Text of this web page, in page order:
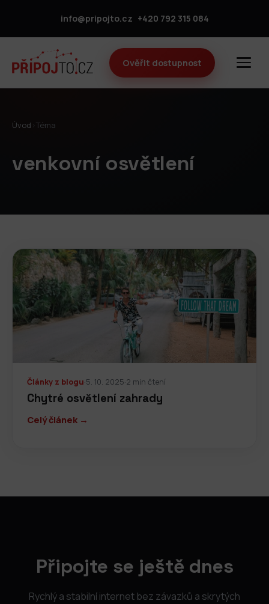
info@pripojto.cz +420 792 315 084
Ověřit dostupnost
Úvod Téma
venkovní osvětlení
Články z blogu·5. 10. 2025·2 min čtení
Chytré osvětlení zahrady
Celý článek →
Připojte se ještě dnes
Rychlý a stabilní internet bez závazků a skrytých